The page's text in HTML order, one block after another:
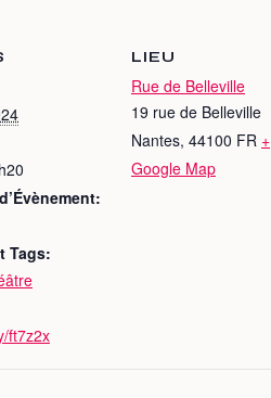
Tags:
ft7z2x
LIEU
Rue de Belleville
19 rue de Belleville
Nantes, 44100 FR +
Google Map